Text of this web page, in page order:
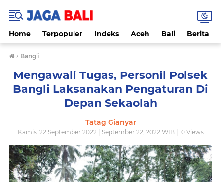
Home Terpopuler Indeks Aceh Bali Berita
› Bangli
Mengawali Tugas, Personil Polsek
Bangli Laksanakan Pengaturan Di
Depan Sekaolah
Tatag Gianyar
Kamis, 22 September 2022 | September 22, 2022 WIB | 0Views